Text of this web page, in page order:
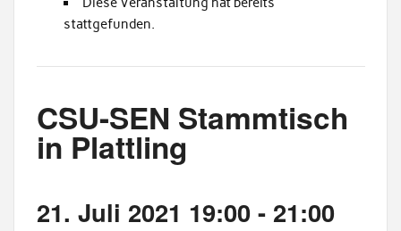
stattgefunden.
CSU-SEN Stammtisch
in Plattling
21. Juli 2021 19:00- 21:00